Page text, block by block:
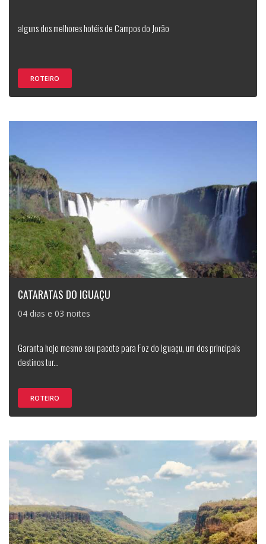
alguns dos melhores hotéis de Campos do Jorão
ROTEIRO
CATARATAS DO IGUAÇU
04 dias e 03 noites
Garanta hoje mesmo seu pacote para Foz do Iguaçu, um dos principais
destinos tur...
ROTEIRO